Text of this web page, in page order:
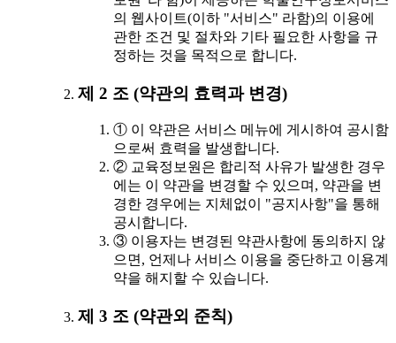
의 웹사이트(이하 "서비스" 라함)의 이용에
관한 조건 및 절차와 기타 필요한 사항을 규
정하는 것을 목적으로 합니다.
제 2 조 (약관의 효력과 변경)
① 이 약관은 서비스 메뉴에 게시하여 공시함
으로써 효력을 발생합니다.
② 교육정보원은 합리적 사유가 발생한 경우
에는 이 약관을 변경할 수 있으며, 약관을 변
경한 경우에는 지체없이 "공지사항"을 통해
공시합니다.
③ 이용자는 변경된 약관사항에 동의하지 않
으면, 언제나 서비스 이용을 중단하고 이용계
약을 해지할 수 있습니다.
제 3 조 (약관외 준칙)